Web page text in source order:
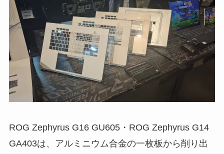
ROG Zephyrus G16 GU605・ROG Zephyrus G14
GA403は、アルミニウム合金の一枚板から削り出